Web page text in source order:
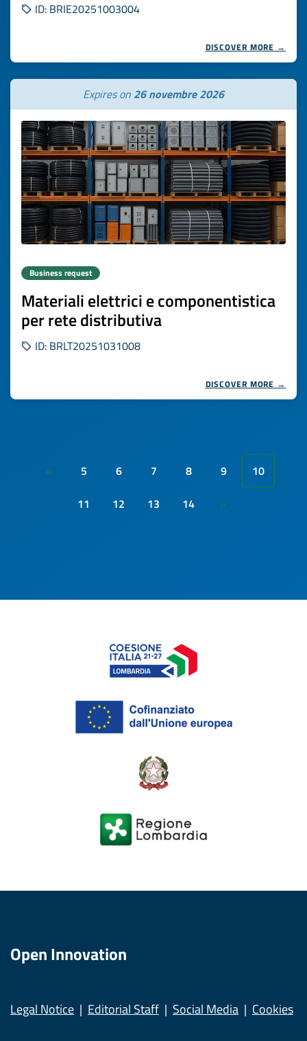
ID: BRIE20251003004
DISCOVER MORE →
Expires on 26 novembre 2026
Business request
Materiali elettrici e componentistica
per rete distributiva
ID: BRLT20251031008
DISCOVER MORE →
« 5 6 7 8 9
10
11
12 13 14 »
Open Innovation
Legal Notice Editorial Staff Social Media Cookies